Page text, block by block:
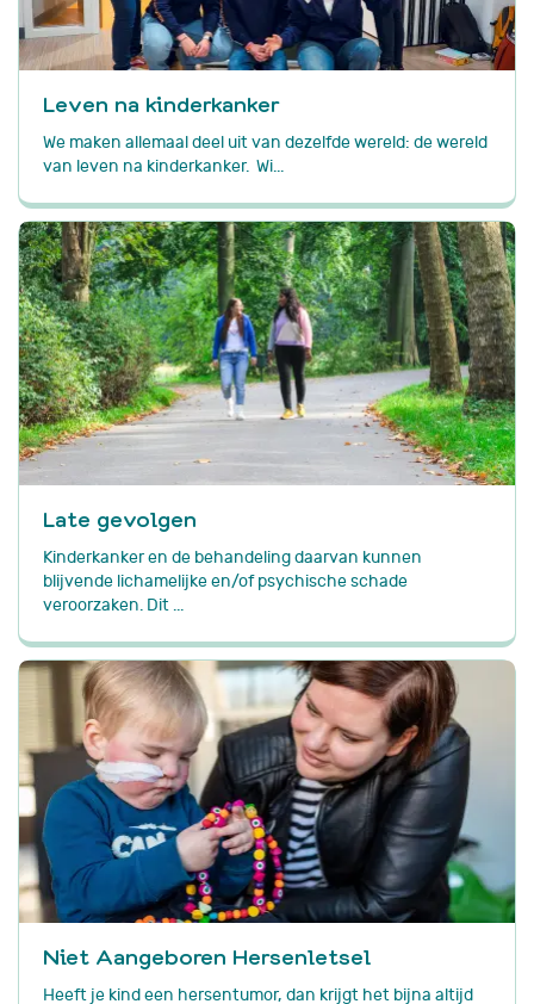
Leven na kinderkanker
We maken allemaal deel uit van dezelfde wereld: de wereld
van leven na kinderkanker. Wi...
Late gevolgen
Kinderkanker en de behandeling daarvan kunnen
blijvende lichamelijke en/of psychische schade
veroorzaken. Dit ...
Niet Aangeboren Hersenletsel
Heeft je kind een hersentumor, dan krijgt het bijna altijd